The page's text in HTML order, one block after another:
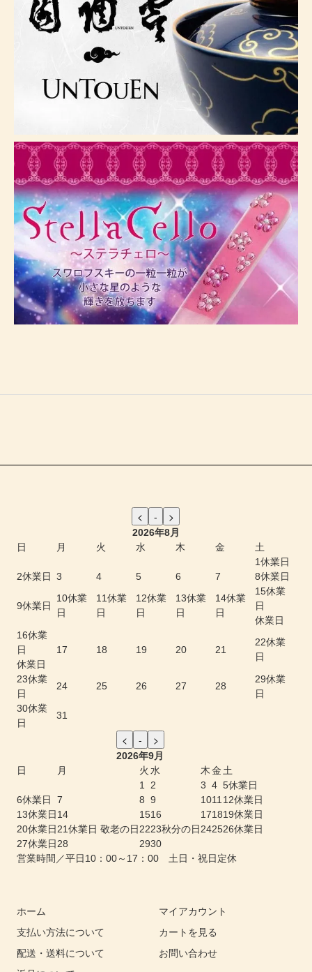
2026年8月
日
月 火 水 木 金
土
1休業日
2休業日 3 4 5 6 7 8休業日
9休業日
10休業
日
11休業
日
12休業
日
13休業
日
14休業
日
15休業
日
休業日
16休業
日
休業日
17 18 19 20 21
22休業
日
23休業
日
24 25 26 27 28
29休業
日
30休業
日
31
2026年9月
日
月 火 水 木金 土
1
2 3 4 5休業日
6休業日 7 8 9 1011 12休業日
13休業日14 1516 171819休業日
20休業日21休業日 敬老の日2223秋分の日242526休業日
27休業日28 2930
営業時間／平日10：00～17：00 土日・祝日定休
ホーム
支払い方法について
配送・送料について
マイアカウント
カートを見る
お問い合わせ